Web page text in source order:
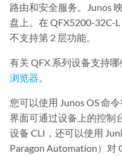
路由和安全服务。Junos
盘上。在 QFX5200-32C-
不支持第 2 层功能。
有关 QFX 系列设备支持
浏览器
您可以使用 Junos OS 命
界面可通过设备上的控制
设备 CLI，还可以使用
Paragon Automation）对